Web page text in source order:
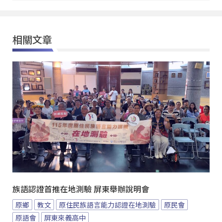
相關文章
族語認證首推在地測驗 屏東舉辦說明會
原鄉 教文 原住民族語言能力認證在地測驗
原民會
原語會
屏東來義高中